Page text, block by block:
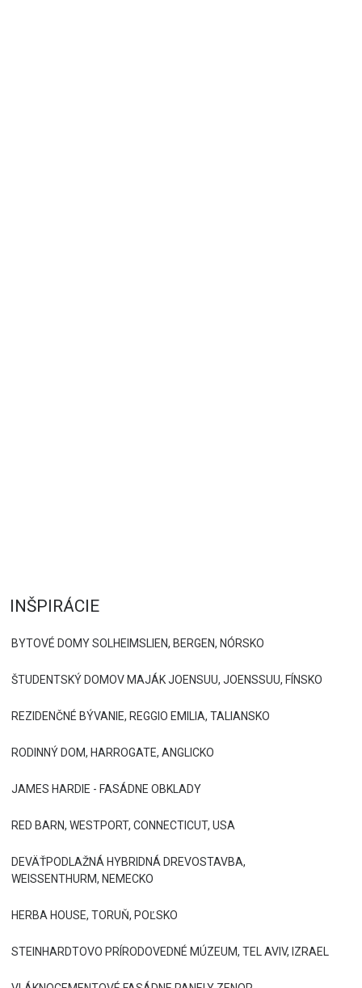
INŠPIRÁCIE
BYTOVÉ DOMY SOLHEIMSLIEN, BERGEN, NÓRSKO
ŠTUDENTSKÝ DOMOV MAJÁK JOENSUU, JOENSSUU, FÍNSKO
REZIDENČNÉ BÝVANIE, REGGIO EMILIA, TALIANSKO
RODINNÝ DOM, HARROGATE, ANGLICKO
JAMES HARDIE - FASÁDNE OBKLADY
RED BARN, WESTPORT, CONNECTICUT, USA
DEVÄŤPODLAŽNÁ HYBRIDNÁ DREVOSTAVBA,
WEISSENTHURM, NEMECKO
HERBA HOUSE, TORUŇ, POĽSKO
STEINHARDTOVO PRÍRODOVEDNÉ MÚZEUM, TEL AVIV, IZRAEL